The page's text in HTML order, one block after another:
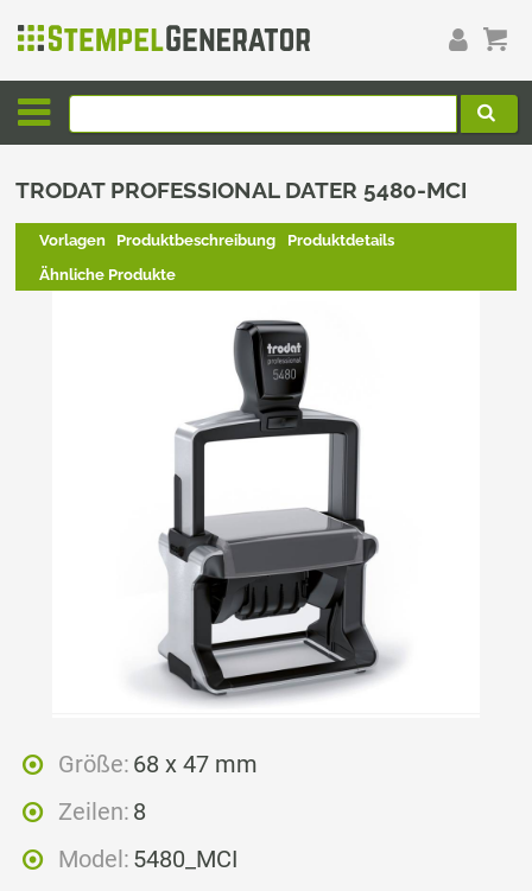
TRODAT PROFESSIONAL DATER 5480-MCI
Vorlagen Produktbeschreibung
Produktdetails
Ähnliche Produkte
Größe: 68 x 47 mm
Zeilen: 8
Model: 5480_MCI